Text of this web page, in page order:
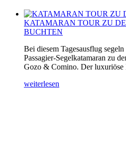
KATAMARAN TOUR ZU
BUCHTEN
Bei diesem Tagesausflug
Passagier-Segelkatamaran zu
Gozo & Comino. Der luxuriöse
weiterlesen